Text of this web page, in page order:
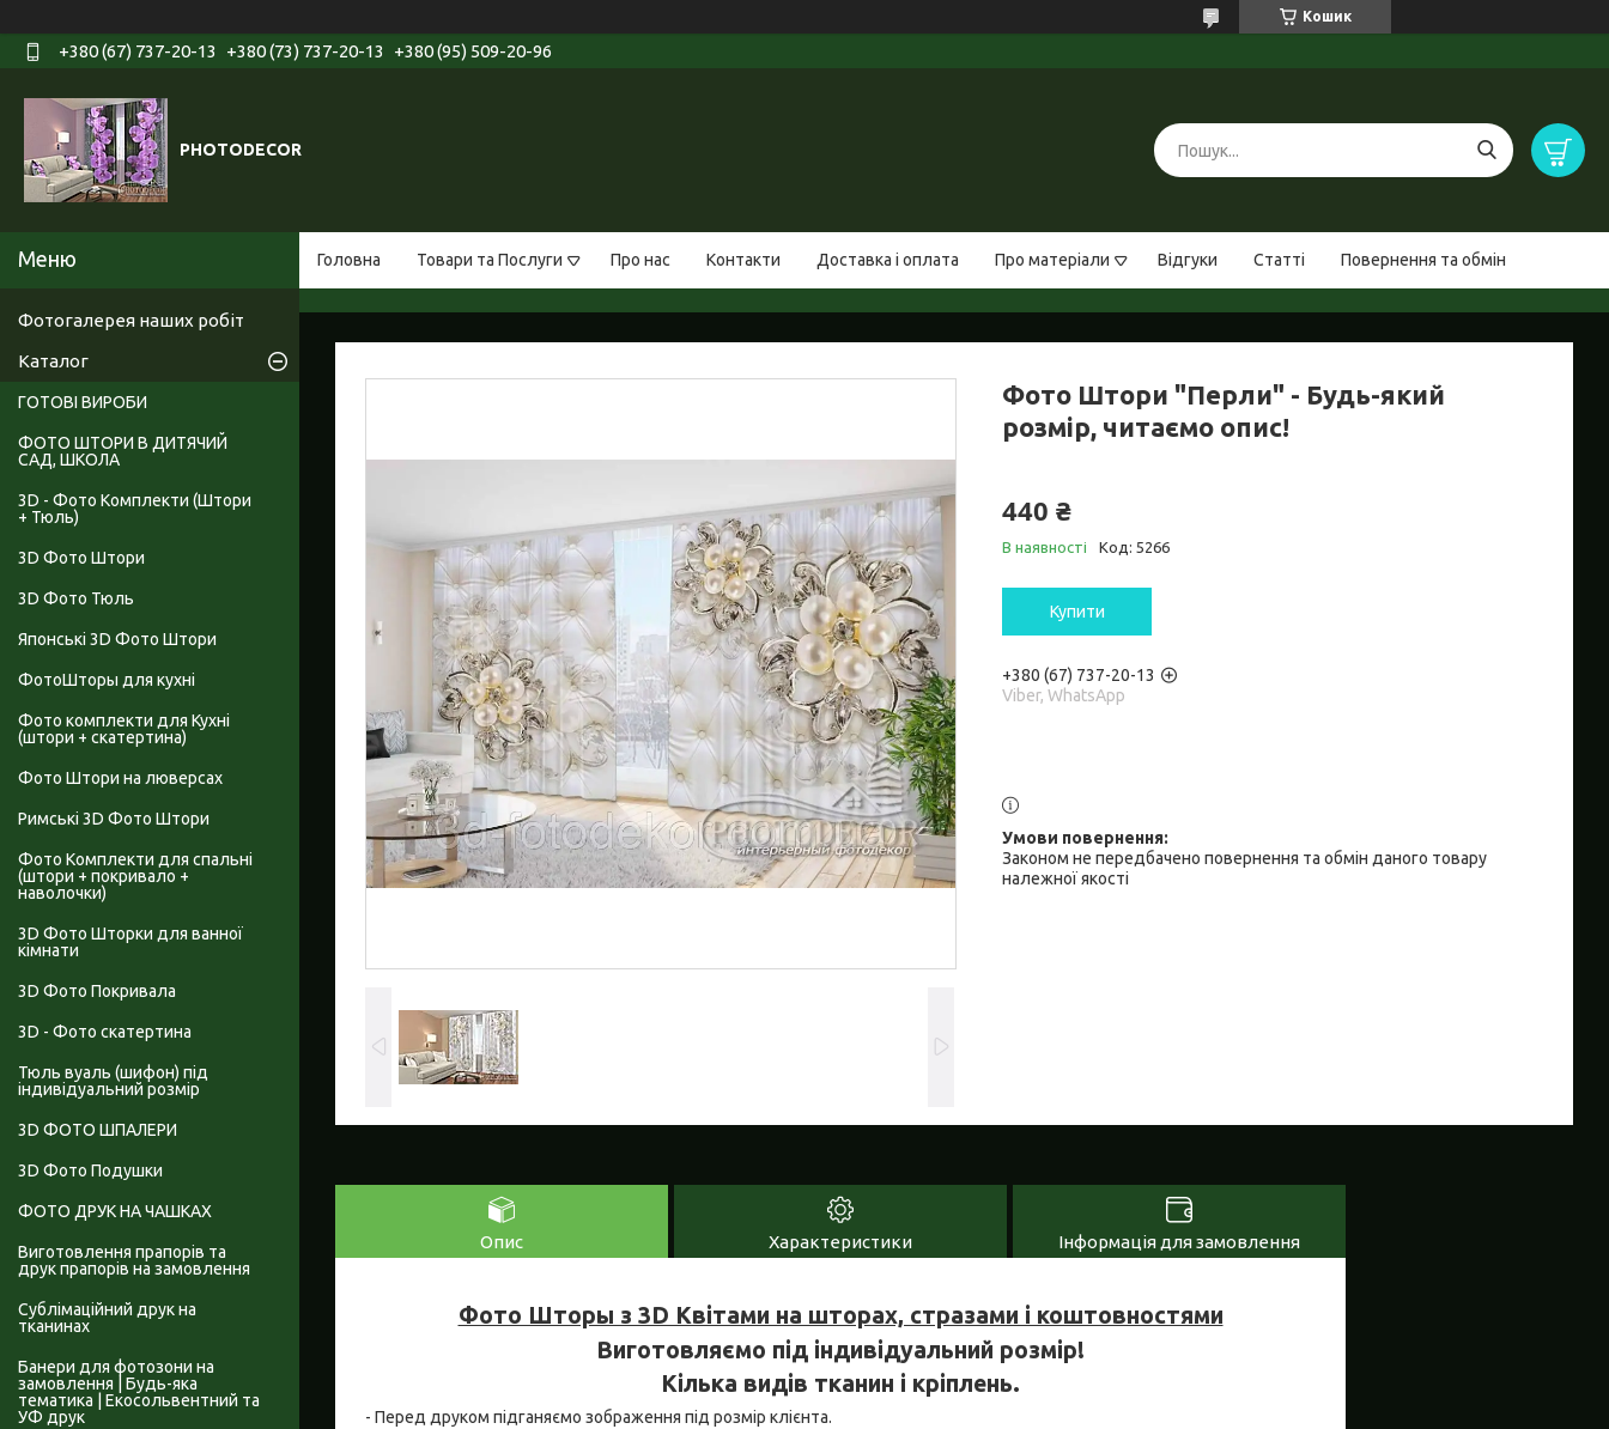
Кошик
+380 (67) 737-20-13 +380 (73) 737-20-13 +380 (95) 509-20-96
PHOTODECOR
Головна Товари та Послуги Про нас Контакти Доставка і оплата Про матеріали Відгуки Статті Повернення та обмін
Фото Штори "Перли" - Будь-який
розмір, читаємо опис!
440 ₴
В наявності Код: 5266
Купити
+380 (67) 737-20-13
Viber, WhatsApp
Законом не передбачено повернення та обмін даного товару
належної якості
Опис Характеристики Інформація для замовлення
Фото Шторы з 3D Квітами на шторах, стразами і коштовностями
Виготовляємо під індивідуальний розмір!
Кілька видів тканин і кріплень.
- Перед друком підганяємо зображення під розмір клієнта.
Фотогалерея наших робіт
Каталог
ГОТОВІ ВИРОБИ
ФОТО ШТОРИ В ДИТЯЧИЙ
САД, ШКОЛА
3D - Фото Комплекти (Штори
+ Тюль)
3D Фото Штори
3D Фото Тюль
Японські 3D Фото Штори
ФотоШторы для кухні
Фото комплекти для Кухні
(штори + скатертина)
Фото Штори на люверсах
Римські 3D Фото Штори
Фото Комплекти для спальні
(штори + покривало +
наволочки)
3D Фото Шторки для ванної
кімнати
3D Фото Покривала
3D - Фото скатертина
Тюль вуаль (шифон) під
індивідуальний розмір
3D ФОТО ШПАЛЕРИ
3D Фото Подушки
ФОТО ДРУК НА ЧАШКАХ
Виготовлення прапорів та
друк прапорів на замовлення
Сублімаційний друк на
тканинах
Банери для фотозони на
замовлення | Будь-яка
тематика | Екосольвентний та
УФ друк